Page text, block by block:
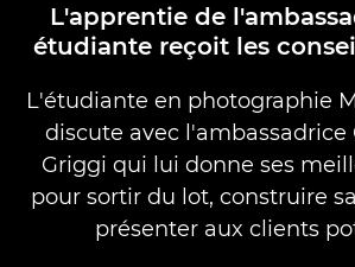
Histoires
L'apprentie de
étudiante reçoit les
L'étudiante en photographie
discute avec l'ambassadrice
Griggi qui lui donne ses
pour sortir du lot, construire
présenter aux clients